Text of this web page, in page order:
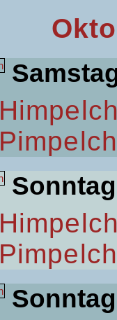
Sonntag
Sonntag